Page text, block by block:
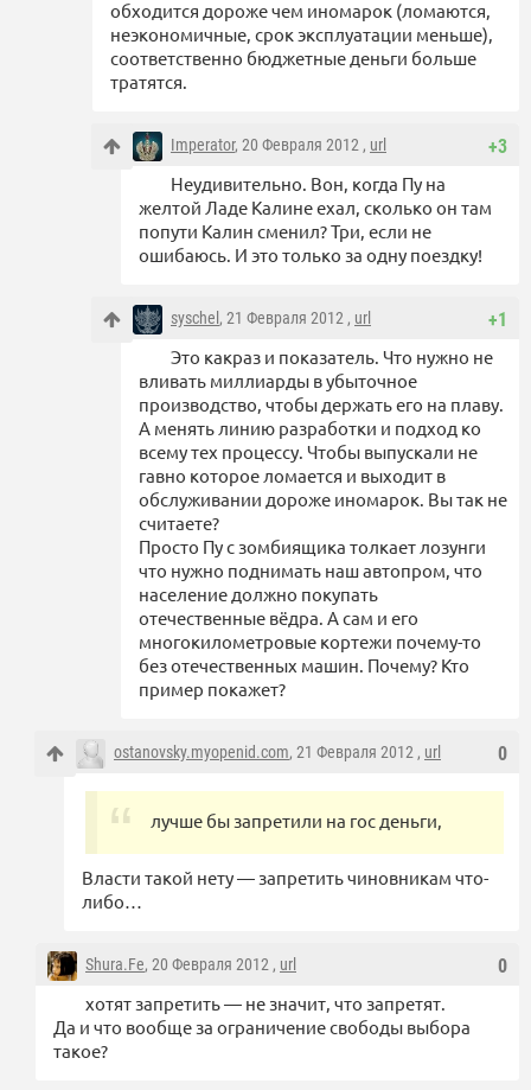
обходится дороже чем иномарок (ломаются,
неэкономичные, срок эксплуатации меньше),
соответственно бюджетные деньги больше
тратятся.
+3
Imperator, 20 Февраля 2012 , url
Неудивительно. Вон, когда Пу на
желтой Ладе Калине ехал, сколько он там
попути Калин сменил? Три, если не
ошибаюсь. И это только за одну поездку!
+1
syschel , 21 Февраля 2012 , url
Это какраз и показатель. Что нужно не
вливать миллиарды в убыточное
производство, чтобы держать его на плаву.
А менять линию разработки и подход ко
всему тех процессу. Чтобы выпускали не
гавно которое ломается и выходит в
обслуживании дороже иномарок. Вы так не
считаете?
Просто Пу с зомбиящика толкает лозунги
что нужно поднимать наш автопром, что
население должно покупать
отечественные вёдра. А сам и его
многокилометровые кортежи почему-то
без отечественных машин. Почему? Кто
пример покажет?
0
ostanovsky.myopenid.com, 21 Февраля 2012 , url
лучше бы запретили на гос деньги,
Власти такой нету — запретить чиновникам что-
либо…
0
Shura.Fe, 20 Февраля 2012 , url
хотят запретить — не значит, что запретят.
Да и что вообще за ограничение свободы выбора
такое?